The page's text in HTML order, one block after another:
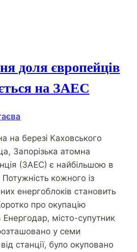
доля європейців
на ЗАЕС
на березі Каховського
Запорізька атомна
(ЗАЕС) є найбільшою в
Потужність кожного із
енергоблоків становить
про окупацію
Енергодар, місто-супутник
у семи
станції, було окуповано